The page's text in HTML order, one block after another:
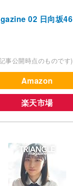
02 日向坂
事公開時点のものです)
Amazon
楽天市場